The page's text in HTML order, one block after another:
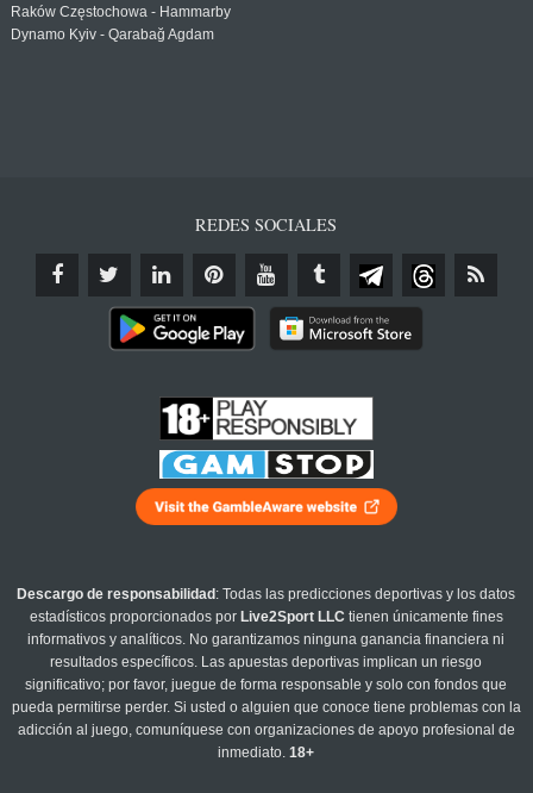
Raków Częstochowa - Hammarby
Dynamo Kyiv - Qarabağ Agdam
REDES SOCIALES
Descargo de responsabilidad : Todas las predicciones deportivas y los datos
estadísticos proporcionados por Live2Sport LLC tienen únicamente fines
informativos y analíticos. No garantizamos ninguna ganancia financiera ni
resultados específicos. Las apuestas deportivas implican un riesgo
significativo; por favor, juegue de forma responsable y solo con fondos que
pueda permitirse perder. Si usted o alguien que conoce tiene problemas con la
adicción al juego, comuníquese con organizaciones de apoyo profesional de
inmediato.18+